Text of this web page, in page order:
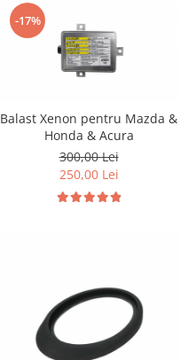
-17%
Balast Xenon pentru Mazda &
Honda & Acura
300,00 Lei
250,00 Lei